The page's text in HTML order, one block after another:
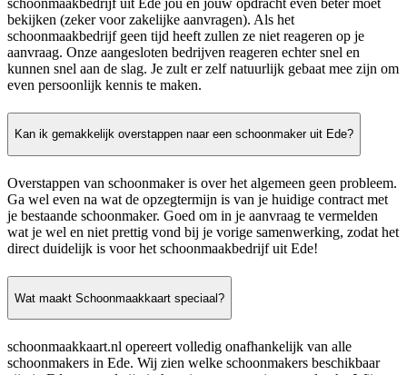
bekijken (zeker voor zakelijke aanvragen). Als het
schoonmaakbedrijf geen tijd heeft zullen ze niet reageren op je
aanvraag. Onze aangesloten bedrijven reageren echter snel en
kunnen snel aan de slag. Je zult er zelf natuurlijk gebaat mee zijn om
even persoonlijk kennis te maken.
Kan ik gemakkelijk overstappen naar een schoonmaker uit Ede?
Overstappen van schoonmaker is over het algemeen geen probleem.
Ga wel even na wat de opzegtermijn is van je huidige contract met
je bestaande schoonmaker. Goed om in je aanvraag te vermelden
wat je wel en niet prettig vond bij je vorige samenwerking, zodat het
direct duidelijk is voor het schoonmaakbedrijf uit Ede!
Wat maakt Schoonmaakkaart speciaal?
schoonmaakkaart.nl opereert volledig onafhankelijk van alle
schoonmakers in Ede. Wij zien welke schoonmakers beschikbaar